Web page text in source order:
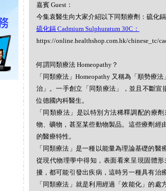
嘉賓 Guest：
今集袁醫生向大家介紹以下同類療劑：硫化鎘
硫化鎘 Cadmium Sulphuratum 30C：
https://online.healthshop.com.hk/chinese_tc/
何謂同類療法 Homeopathy？
「同類療法」Homeopathy 又稱為「順勢療
治」。一手創立「同類療法」，並且不斷宣
位德國內科醫生。
「同類療法」是以特別方法稀釋調配的療
物、礦物，甚至某些動物製品。這些療劑經
的醫療特性。
「同類療法」是一種以能量為理論基礎的
從現代物理學中得知，表面看來呈現固體
擾，都可能引發出疾病，這時另一種具有治
「同類療法」就是利用經過「效能化」的